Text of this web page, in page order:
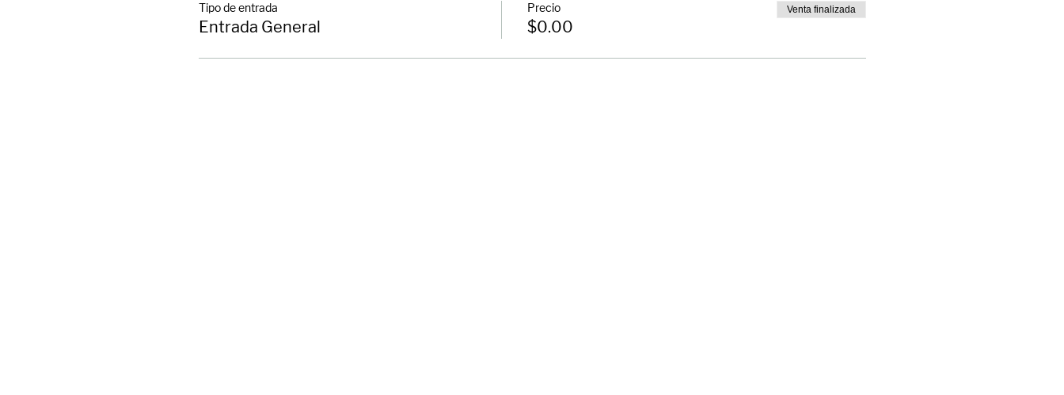
Tipo de entrada
Entrada General
Precio
$0.00
Venta finalizada